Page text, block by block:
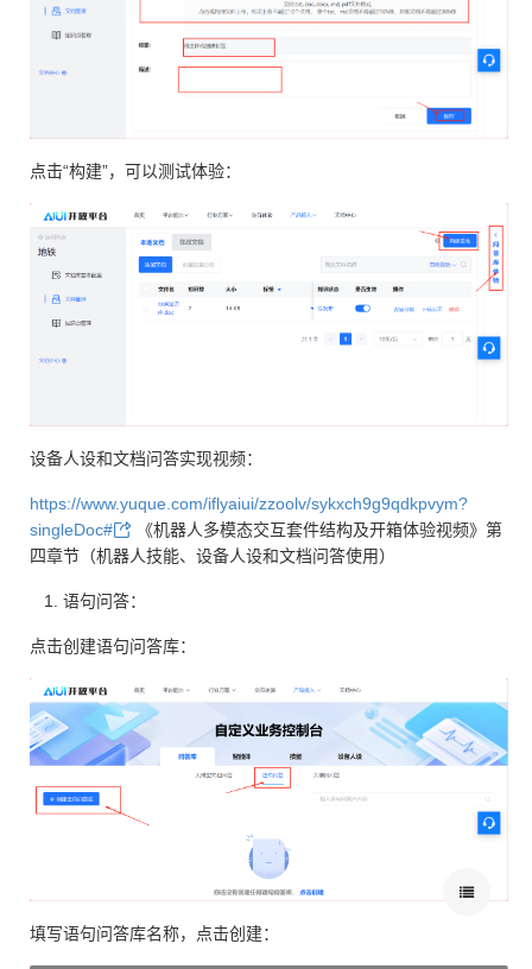
点击“构建”，可以测试体验：
设备人设和文档问答实现视频：
https://www.yuque.com/iflyaiui/zzoolv/sykxch9g9qdkpvym?
singleDoc#
《机器人多模态交互套件结构及开箱体验视频》第
四章节（机器人技能、设备人设和文档问答使用）
语句问答：
点击创建语句问答库：
填写语句问答库名称，点击创建：